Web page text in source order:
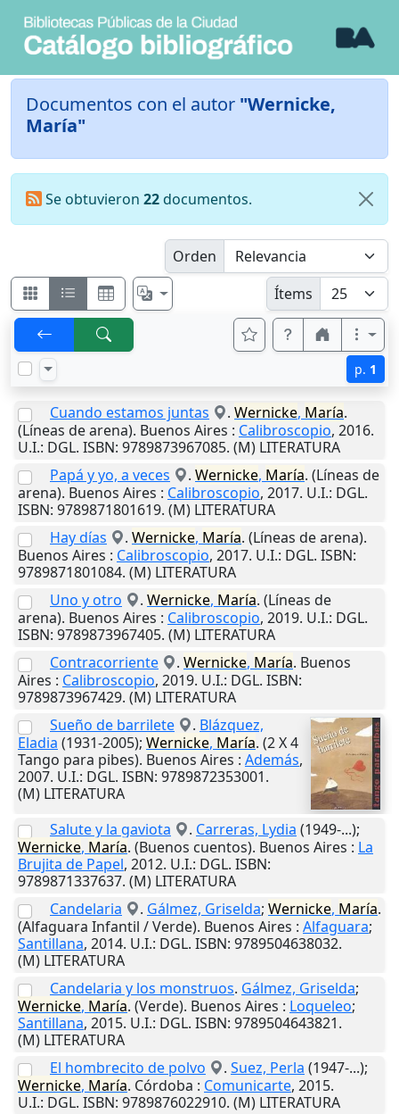
Documentos con el autor "Wernicke,
María"
Se obtuvieron 22documentos.
Orden
Ítems
p. 1
Cuando estamos juntas . Wernicke, María.
(Líneas de arena). Buenos Aires : Calibroscopio, 2016.
U.I.: DGL. ISBN: 9789873967085. (M) LITERATURA
Papá y yo, a veces
. Wernicke, María. (Líneas de
arena). Buenos Aires : Calibroscopio, 2017. U.I.: DGL.
ISBN: 9789871801619. (M) LITERATURA
Hay días
. Wernicke, María. (Líneas de arena).
Buenos Aires : Calibroscopio, 2017. U.I.: DGL. ISBN:
9789871801084. (M) LITERATURA
Uno y otro
. Wernicke, María. (Líneas de
arena). Buenos Aires : Calibroscopio, 2019. U.I.: DGL.
ISBN: 9789873967405. (M) LITERATURA
Contracorriente
. Wernicke, María. Buenos
Aires : Calibroscopio, 2019. U.I.: DGL. ISBN:
9789873967429. (M) LITERATURA
Sueño de barrilete
. Blázquez,
Eladia (1931-2005); Wernicke, María. (2 X 4
Tango para pibes). Buenos Aires : Además,
2007. U.I.: DGL. ISBN: 9789872353001.
(M) LITERATURA
Salute y la gaviota
. Carreras, Lydia (1949-...);
Wernicke, María. (Buenos cuentos). Buenos Aires : La
Brujita de Papel, 2012. U.I.: DGL. ISBN:
9789871337637. (M) LITERATURA
Candelaria
. Gálmez, Griselda; Wernicke, María.
(Alfaguara Infantil / Verde). Buenos Aires : Alfaguara;
Santillana, 2014. U.I.: DGL. ISBN: 9789504638032.
(M) LITERATURA
Candelaria y los monstruos. Gálmez, Griselda;
Wernicke, María. (Verde). Buenos Aires : Loqueleo;
Santillana, 2015. U.I.: DGL. ISBN: 9789504643821.
(M) LITERATURA
El hombrecito de polvo
. Suez, Perla (1947-...);
Wernicke, María. Córdoba : Comunicarte, 2015.
U.I.: DGL. ISBN: 9789876022910. (M) LITERATURA